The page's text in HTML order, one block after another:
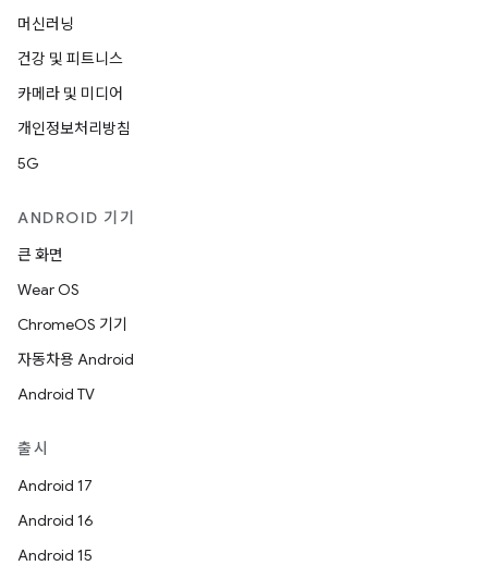
머신러닝
건강 및 피트니스
카메라 및 미디어
개인정보처리방침
5G
ANDROID 기기
큰 화면
Wear OS
ChromeOS 기기
자동차용 Android
Android TV
출시
Android 17
Android 16
Android 15